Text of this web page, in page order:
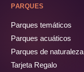
PARQUES
Parques temáticos
Parques acuáticos
Parques de naturaleza
Tarjeta Regalo